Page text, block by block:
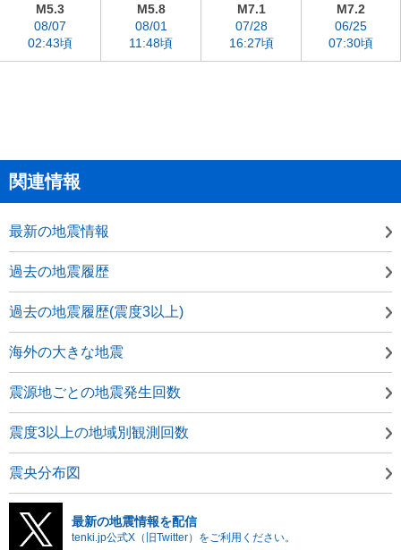
M5.3
08/07
02:43頃
M5.8
08/01
11:48頃
M7.1
07/28
16:27頃
M7.2
06/25
07:30頃
関連情報
最新の地震情報
過去の地震履歴
過去の地震履歴(震度3以上)
海外の大きな地震
震源地ごとの地震発生回数
震度3以上の地域別観測回数
震央分布図
最新の地震情報を配信
tenki.jp公式X（旧Twitter）をご利用ください。